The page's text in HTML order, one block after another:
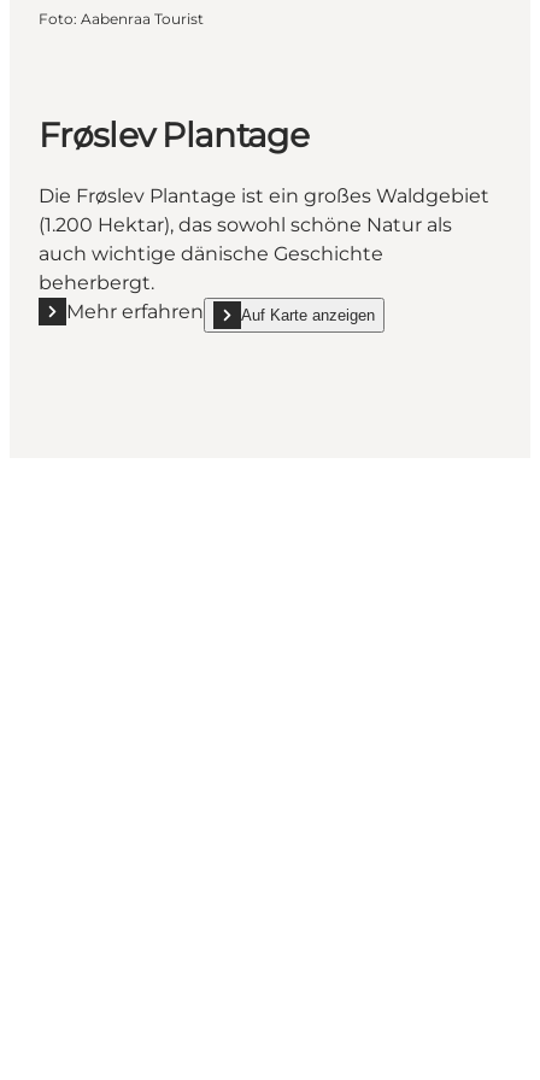
Foto: Aabenraa Tourist
Frøslev Plantage
Die Frøslev Plantage ist ein großes Waldgebiet
(1.200 Hektar), das sowohl schöne Natur als
auch wichtige dänische Geschichte
beherbergt.
Mehr erfahren
Mehr erfahren "Frøslev Plantage"
Auf Karte anzeigen
show Frøslev Plantage on_map